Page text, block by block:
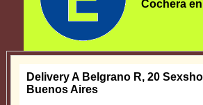
Cochera
Delivery A Belgrano R, 20
Buenos Aires